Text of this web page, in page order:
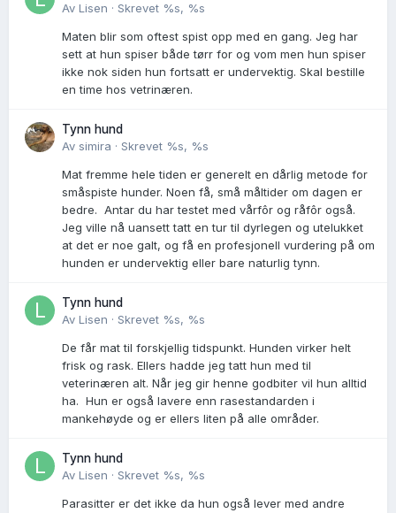
Av Lisen · Skrevet %s, %s
Maten blir som oftest spist opp med en gang. Jeg har
sett at hun spiser både tørr for og vom men hun spiser
ikke nok siden hun fortsatt er undervektig. Skal bestille
en time hos vetrinæren.
Tynn hund
Av simira · Skrevet %s, %s
Mat fremme hele tiden er generelt en dårlig metode for
småspiste hunder. Noen få, små måltider om dagen er
bedre. Antar du har testet med vårfôr og råfôr også.
Jeg ville nå uansett tatt en tur til dyrlegen og utelukket
at det er noe galt, og få en profesjonell vurdering på om
hunden er undervektig eller bare naturlig tynn.
Tynn hund
Av Lisen · Skrevet %s, %s
De får mat til forskjellig tidspunkt. Hunden virker helt
frisk og rask. Ellers hadde jeg tatt hun med til
veterinæren alt. Når jeg gir henne godbiter vil hun alltid
ha. Hun er også lavere enn rasestandarden i
mankehøyde og er ellers liten på alle områder.
Tynn hund
Av Lisen · Skrevet %s, %s
Parasitter er det ikke da hun også lever med andre